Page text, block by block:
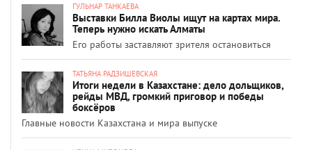
ГУЛЬНАР ТАНКАЕВА
Выставки Билла Виолы ищут на картах мира.
Теперь нужно искать Алматы
Его работы заставляют зрителя остановиться
ТАТЬЯНА РАДЗИШЕВСКАЯ
Итоги недели в Казахстане: дело дольщиков,
рейды МВД, громкий приговор и победы
боксёров
Главные новости Казахстана и мира выпуске